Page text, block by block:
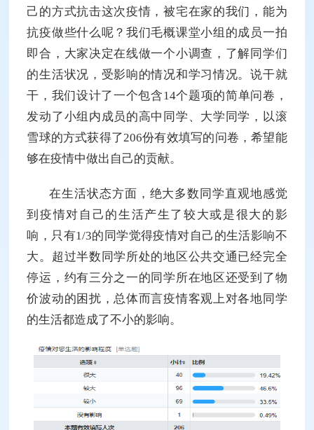
己的方式抗击这次疫情，被宅在家的我们，能为
抗疫做些什么呢？我们毛概课堂小组的成员一拍
即合，大家决定在线做一个小调查，了解同学们
的生活状况，受影响的情况和学习情况。说干就
干，我们设计了一个包含14个题项的简单问卷，
发动了小组内成员的高中同学、大学同学，以滚
雪球的方式获得了206份有效填写的问卷，希望能
够在疫情中做出自己的贡献。
在生活状态方面，绝大多数同学直观地感觉
到疫情对自己的生活产生了较大或是很大的影
响，只有1/3的同学觉得疫情对自己的生活影响不
大。超过半数同学所处的地区公共交通已经完全
停运，约有三分之一的同学所在地区还受到了物
价波动的困扰，总体而言疫情客观上对各地同学
的生活都造成了不小的影响。